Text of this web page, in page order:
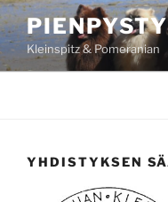
Siirry
sisältöön
Kleinspitz & Pomeranian
YHDISTYKSEN